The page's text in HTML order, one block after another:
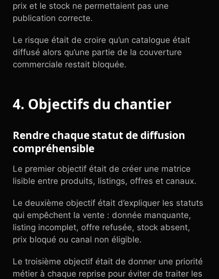
prix et le stock ne permettaient pas une
publication correcte.
Le risque était de croire qu’un catalogue était
diffusé alors qu’une partie de la couverture
commerciale restait bloquée.
4. Objectifs du chantier
Rendre chaque statut de diffusion
compréhensible
Le premier objectif était de créer une matrice
lisible entre produits, listings, offres et canaux.
Le deuxième objectif était d’expliquer les statuts
qui empêchent la vente : donnée manquante,
listing incomplet, offre refusée, stock absent,
prix bloqué ou canal non éligible.
Le troisième objectif était de donner une priorité
métier à chaque reprise pour éviter de traiter les